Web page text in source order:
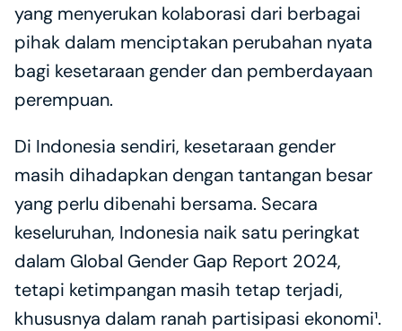
yang menyerukan kolaborasi dari berbagai
pihak dalam menciptakan perubahan nyata
bagi kesetaraan gender dan pemberdayaan
perempuan.
Di Indonesia sendiri, kesetaraan gender
masih dihadapkan dengan tantangan besar
yang perlu dibenahi bersama. Secara
keseluruhan, Indonesia naik satu peringkat
dalam Global Gender Gap Report 2024,
tetapi ketimpangan masih tetap terjadi,
khususnya dalam ranah partisipasi ekonomi¹.